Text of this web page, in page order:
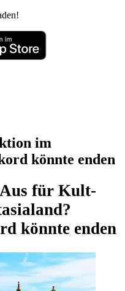
im
könnte enden
Aus für Kult-
könnte enden